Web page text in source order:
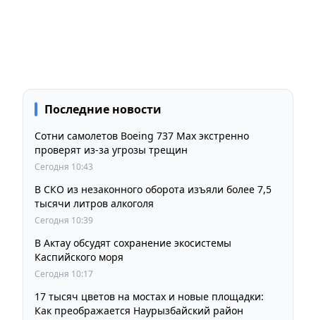
Последние новости
Сотни самолетов Boeing 737 Max экстренно
проверят из-за угрозы трещин
Сегодня 10:43
В СКО из незаконного оборота изъяли более 7,5
тысячи литров алкоголя
Сегодня 10:39
В Актау обсудят сохранение экосистемы
Каспийского моря
Сегодня 10:17
17 тысяч цветов на мостах и новые площадки:
Как преображается Наурызбайский район